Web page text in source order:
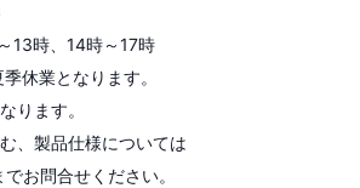
13時、14時～17時
休業となります。
ります。
、製品仕様については
お問合せください。